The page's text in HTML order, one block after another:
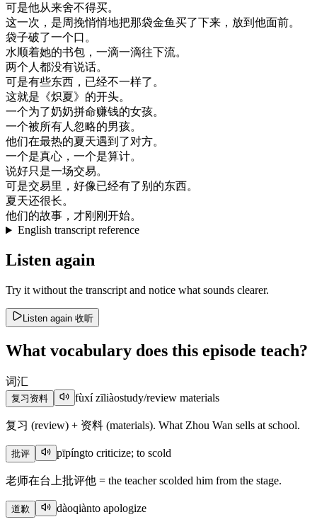
可是他从来舍不得买。
这一次 ， 是周挽悄悄地把那袋金鱼买了下来 ， 放到 他面前。
袋子破了一个口。
水顺着她的书包 ， 一滴一滴往下流。
两个人都没有说话。
可是有些东西 ， 已经不一样了。
这就是 《炽夏》 的开头。
一个为了奶奶拼命赚钱的女孩。
一个被所有人忽略的男孩。
他们在最热的夏天遇到 了对方。
一个是真心 ， 一个是算计。
说好只是一场交易。
可是交易里 ， 好像已经有了别的东西。
夏天还很长。
他们的故事 ， 才刚刚 开始。
English transcript reference
Listen again
Try it without the transcript and notice what sounds clearer.
Listen again 收听
What vocabulary does this episode teach?
词汇
复习资料 fùxí zīliàostudy/review materials
复习 (review) + 资料 (materials). What Zhou Wan sells at school.
批评 pīpíngto criticize; to scold
老师在台上批评他 = the teacher scolded him from the stage.
道歉 dàoqiànto apologize